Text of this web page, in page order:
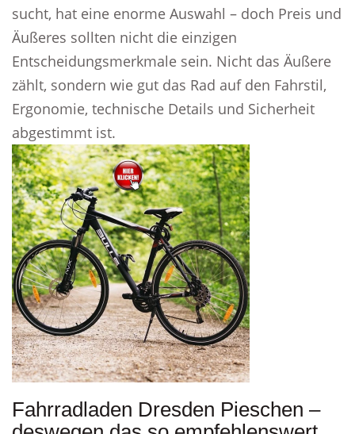
sucht, hat eine enorme Auswahl – doch Preis und
Äußeres sollten nicht die einzigen
Entscheidungsmerkmale sein. Nicht das Äußere
zählt, sondern wie gut das Rad auf den Fahrstil,
Ergonomie, technische Details und Sicherheit
abgestimmt ist.
Fahrradladen Dresden Pieschen –